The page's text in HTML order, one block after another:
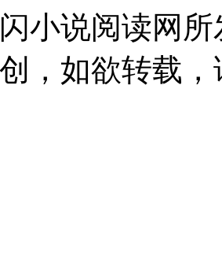
小说阅读网
，如欲转载